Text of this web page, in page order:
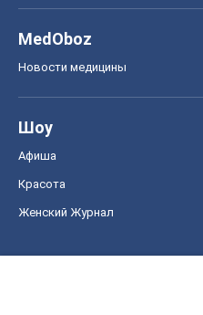
MedOboz
Новости медицины
Шоу
Афиша
Красота
Женский Журнал